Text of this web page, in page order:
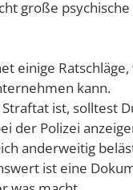
große
einige Ratschläge,
kann.
ist, solltest
der Polizei
anderweitig
ist eine